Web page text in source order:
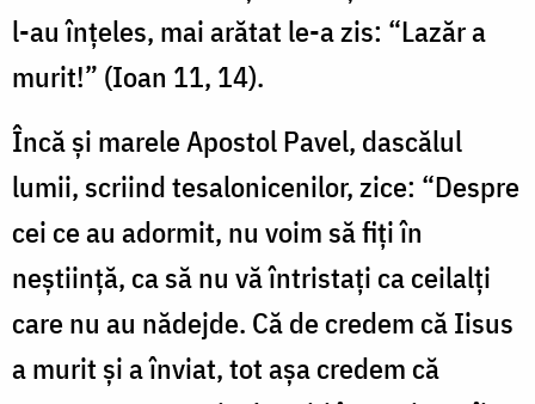
l-au înțeles, mai arătat le-a zis: “Lazăr a
murit!” (Ioan 11, 14).
Încă și marele Apostol Pavel, dascălul
lumii, scriind tesalonicenilor, zice: “Despre
cei ce au adormit, nu voim să fiți în
neștiință, ca să nu vă întristați ca ceilalți
care nu au nădejde. Că de credem că Iisus
a murit și a înviat, tot așa credem că